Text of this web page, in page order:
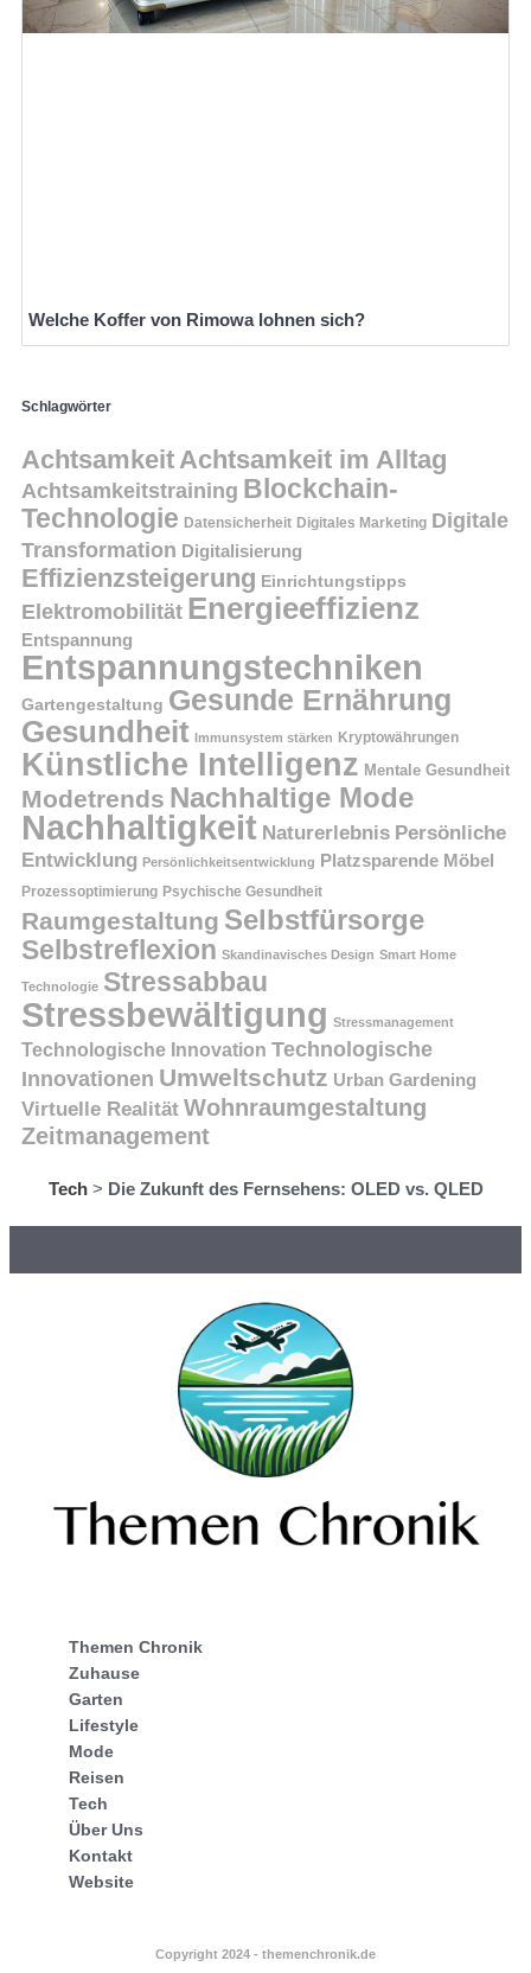
Welche Koffer von Rimowa lohnen sich?
Schlagwörter
AchtsamkeitAchtsamkeit im Alltag
Achtsamkeitstraining Blockchain-
Technologie Datensicherheit Digitales Marketing Digitale
Transformation Digitalisierung
Effizienzsteigerung Einrichtungstipps
Elektromobilität Energieeffizienz
Entspannung
Entspannungstechniken
Gartengestaltung Gesunde Ernährung
Gesundheit Immunsystem stärken Kryptowährungen
Künstliche Intelligenz Mentale Gesundheit
Modetrends Nachhaltige Mode
Nachhaltigkeit Naturerlebnis Persönliche
Entwicklung Persönlichkeitsentwicklung Platzsparende Möbel
Prozessoptimierung Psychische Gesundheit
Raumgestaltung Selbstfürsorge
Selbstreflexion Skandinavisches Design Smart Home
Technologie Stressabbau
Stressbewältigung Stressmanagement
Technologische Innovation Technologische
Innovationen Umweltschutz Urban Gardening
Virtuelle Realität Wohnraumgestaltung
Zeitmanagement
Tech> Die Zukunft des Fernsehens: OLED vs. QLED
Themen Chronik
Zuhause
Garten
Lifestyle
Mode
Reisen
Tech
Über Uns
Kontakt
Website
Copyright 2024 - themenchronik.de